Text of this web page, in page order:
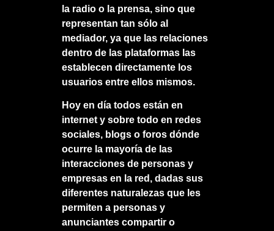
la radio o la prensa, sino que
representan tan sólo al
mediador, ya que las relaciones
dentro de las plataformas las
establecen directamente los
usuarios entre ellos mismos.
Hoy en día todos están en
internet y sobre todo en redes
sociales, blogs o foros dónde
ocurre la mayoría de las
interacciones de personas y
empresas en la red, dadas sus
diferentes naturalezas que les
permiten a personas y
anunciantes compartir o